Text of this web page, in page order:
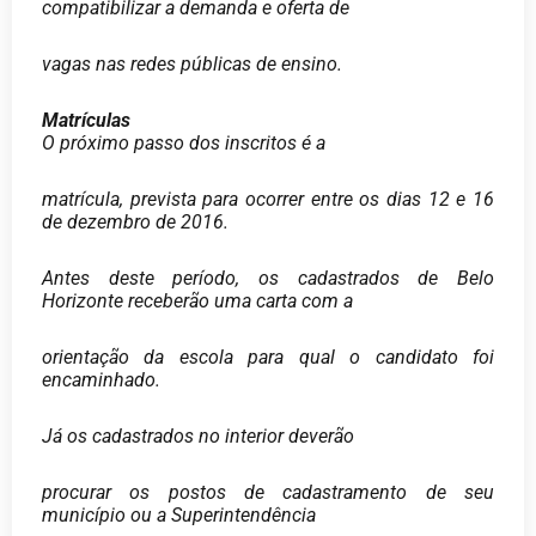
compatibilizar a demanda e oferta de
vagas nas redes públicas de ensino.
Matrículas
O próximo passo dos inscritos é a
matrícula, prevista para ocorrer entre os dias 12 e 16
de dezembro de 2016.
Antes deste período, os cadastrados de Belo
Horizonte receberão uma carta com a
orientação da escola para qual o candidato foi
encaminhado.
Já os cadastrados no interior deverão
procurar os postos de cadastramento de seu
município ou a Superintendência